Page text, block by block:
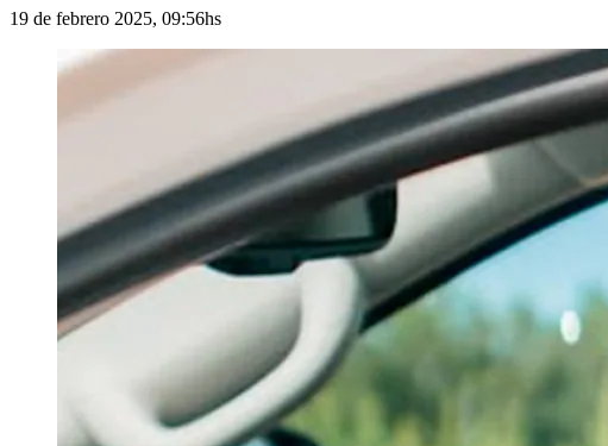
19 de febrero 2025, 09:56hs